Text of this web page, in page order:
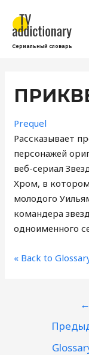
Сериальный словарь
Prequel
Рассказывает
персонажей
веб-сериал
Хром, в
молодого
командера
одноименного
« Back to
ПО
←